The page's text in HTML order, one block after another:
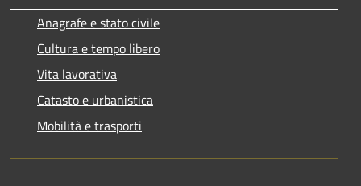
Anagrafe e stato civile
Cultura e tempo libero
Vita lavorativa
Catasto e urbanistica
Mobilità e trasporti